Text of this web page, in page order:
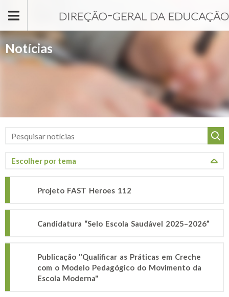
Notícias
Projeto FAST Heroes 112
Candidatura “Selo Escola Saudável 2025–2026”
Publicação "Qualificar as Práticas em Creche
com o Modelo Pedagógico do Movimento da
Escola Moderna"